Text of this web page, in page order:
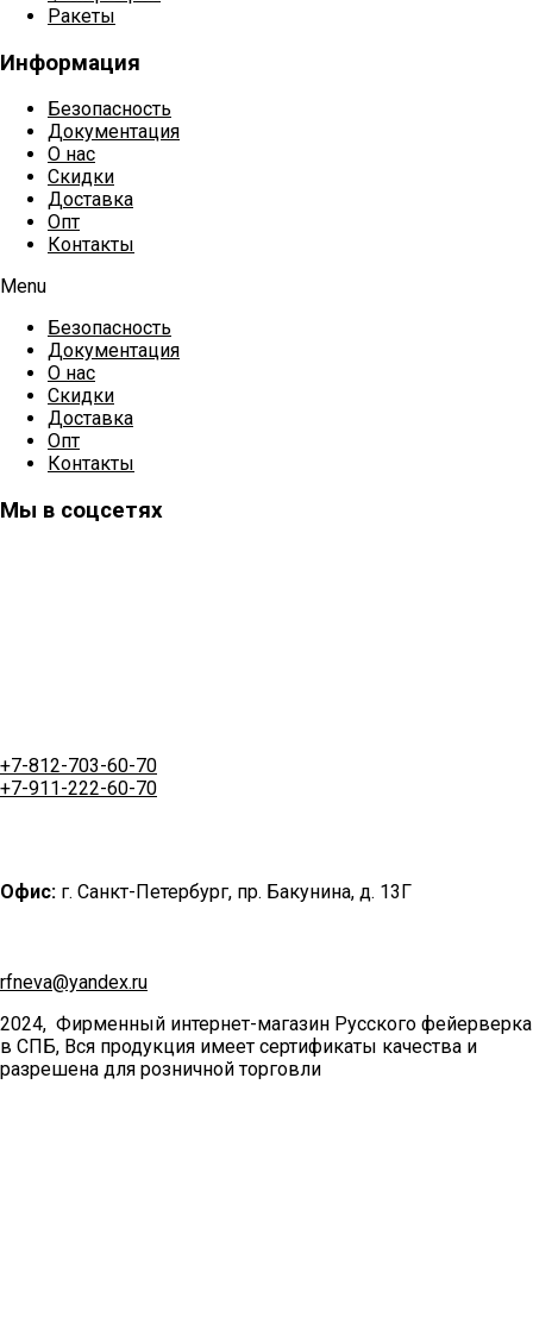
Ракеты
Информация
Безопасность
Документация
О нас
Скидки
Доставка
Опт
Контакты
Menu
Безопасность
Документация
О нас
Скидки
Доставка
Опт
Контакты
Мы в соцсетях
+7-812-703-60-70
+7-911-222-60-70
Офис: г. Санкт-Петербург, пр. Бакунина, д. 13Г
rfneva@yandex.ru
2024, Фирменный интернет-магазин Русского фейерверка
в СПБ, Вся продукция имеет сертификаты качества и
разрешена для розничной торговли